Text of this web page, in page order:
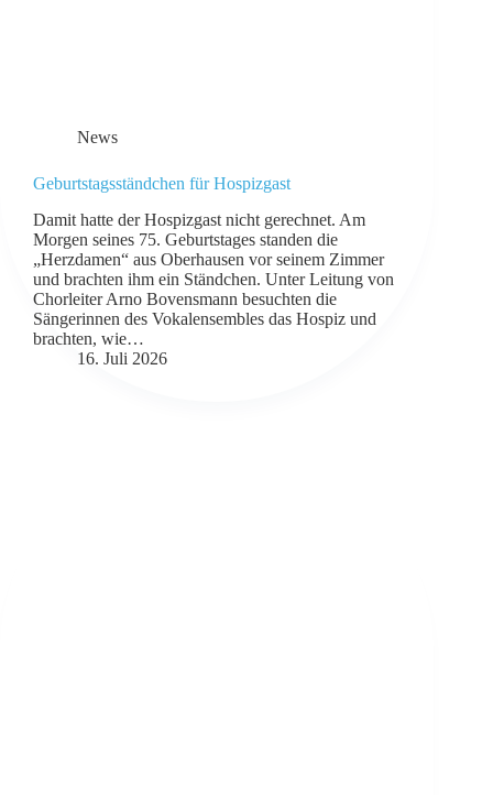
News
Geburtstagsständchen für Hospizgast
Damit hatte der Hospizgast nicht gerechnet. Am
Morgen seines 75. Geburtstages standen die
„Herzdamen“ aus Oberhausen vor seinem Zimmer
und brachten ihm ein Ständchen. Unter Leitung von
Chorleiter Arno Bovensmann besuchten die
Sängerinnen des Vokalensembles das Hospiz und
brachten, wie…
16. Juli 2026